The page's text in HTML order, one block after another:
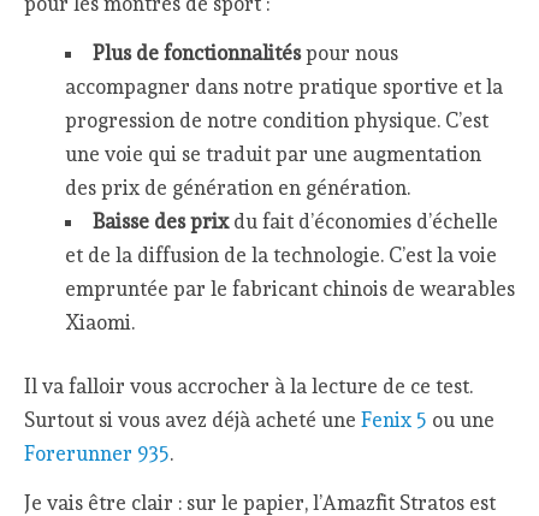
Plus de fonctionnalitéspour nous
accompagner dans notre pratique sportive et la
progression de notre condition physique. C’est
une voie qui se traduit par une augmentation
des prix de génération en génération.
Baisse des prixdu fait d’économies d’échelle
et de la diffusion de la technologie. C’est la voie
empruntée par le fabricant chinois de wearables
Xiaomi.
Il va falloir vous accrocher à la lecture de ce test.
Surtout si vous avez déjà acheté uneFenix 5 ou une
Forerunner 935.
Je vais être clair : sur le papier, l’Amazfit Stratos est